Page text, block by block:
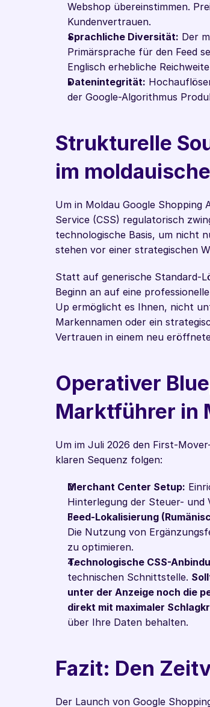
Webshop übereinstimmen.
Kundenvertrauen.
Sprachliche Diversität: Der
Primärsprache für den Feed
Englisch erhebliche
Datenintegrität:
der Google-Algorithmus
Strukturelle
im
Um in Moldau Google Shopping
Service (CSS) regulatorisch
technologische Basis, um nicht
stehen vor einer strategischen
Statt auf generische Standard-
Beginn an auf eine
Up ermöglicht es Ihnen, nicht
Markennamen oder ein
Vertrauen in einem neu
Operativer
Marktführer in
Um im Juli 2026 den First-
klaren Sequenz folgen:
Merchant Center Setup:
Hinterlegung der Steuer- und
Feed-Lokalisierung
Die Nutzung von
zu optimieren.
Technologische CSS-
technischen Schnittstelle.
unter der Anzeige noch die
direkt mit maximaler
über Ihre Daten behalten.
Fazit: Den
Der Launch von Google